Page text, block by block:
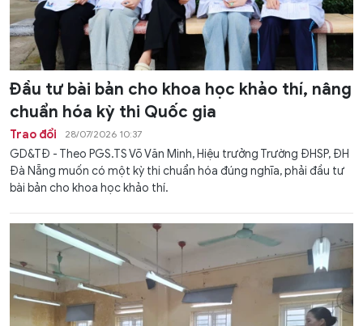
Đầu tư bài bản cho khoa học khảo thí, nâng
chuẩn hóa kỳ thi Quốc gia
Trao đổi 28/07/2026 10:37
GD&TĐ - Theo PGS.TS Võ Văn Minh, Hiệu trưởng Trường ĐHSP, ĐH
Đà Nẵng muốn có một kỳ thi chuẩn hóa đúng nghĩa, phải đầu tư
bài bản cho khoa học khảo thí.